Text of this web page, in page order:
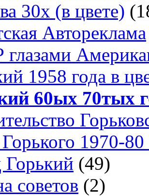
30x (в цвете)
Автореклама
1958 года в
60ых 70тых
1970-80
Горький (49)
советов (2)